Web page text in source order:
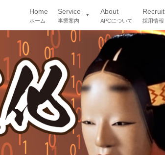
Home
ホーム
Service
事業案内
About
APCについて
Recruit
採用情報